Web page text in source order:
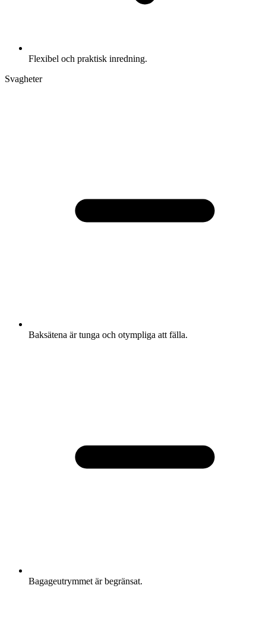
Flexibel och praktisk inredning.
Svagheter
Baksätena är tunga och otympliga att fälla.
Bagageutrymmet är begränsat.